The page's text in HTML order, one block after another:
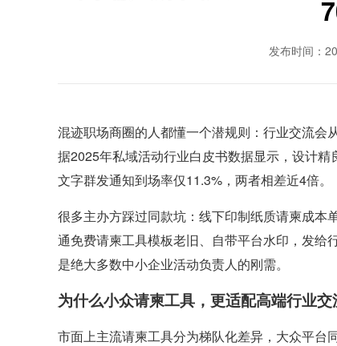
发布时间：
混迹职场商圈的人都懂一个潜规则：行业交流会
据2025年私域活动行业白皮书数据显示，设计
文字群发通知到场率仅11.3%，两者相差近4倍。
很多主办方踩过同款坑：线下印制纸质请柬成本
通免费请柬工具模板老旧、自带平台水印，发给
是绝大多数中小企业活动负责人的刚需。
为什么小众请柬工具，更适配高端行业交
市面上主流请柬工具分为梯队化差异，大众平